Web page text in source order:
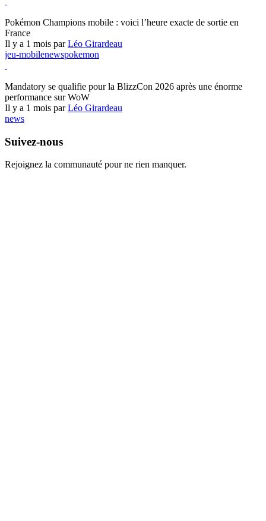
Pokémon Champions mobile : voici l’heure exacte de sortie en
France
Il y a 1 mois parLéo Girardeau
jeu-mobilenewspokemon
Mandatory se qualifie pour la BlizzCon 2026 après une énorme
performance sur WoW
Il y a 1 mois parLéo Girardeau
news
Suivez-nous
Rejoignez la communauté pour ne rien manquer.